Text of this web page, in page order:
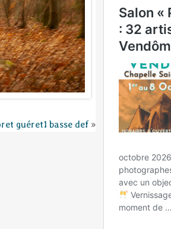
guéret1 basse def»